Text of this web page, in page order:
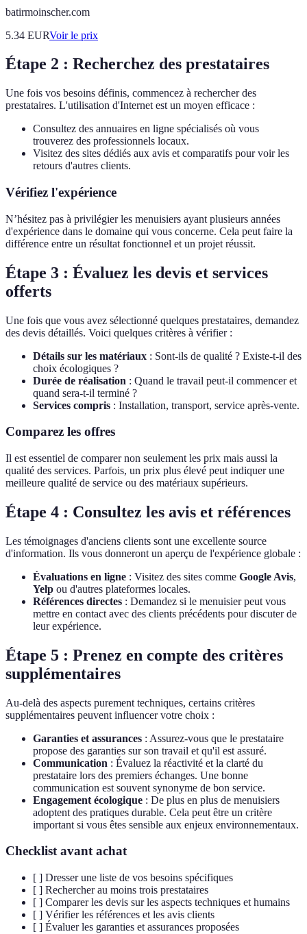
batirmoinscher.com
5.34 EURVoir le prix
Étape 2 : Recherchez des prestataires
Une fois vos besoins définis, commencez à rechercher des
prestataires. L'utilisation d'Internet est un moyen efficace :
Consultez des annuaires en ligne spécialisés où vous
trouverez des professionnels locaux.
Visitez des sites dédiés aux avis et comparatifs pour voir les
retours d'autres clients.
Vérifiez l'expérience
N’hésitez pas à privilégier les menuisiers ayant plusieurs années
d'expérience dans le domaine qui vous concerne. Cela peut faire la
différence entre un résultat fonctionnel et un projet réussit.
Étape 3 : Évaluez les devis et services
offerts
Une fois que vous avez sélectionné quelques prestataires, demandez
des devis détaillés. Voici quelques critères à vérifier :
Détails sur les matériaux : Sont-ils de qualité ? Existe-t-il des
choix écologiques ?
Durée de réalisation : Quand le travail peut-il commencer et
quand sera-t-il terminé ?
Services compris : Installation, transport, service après-vente.
Comparez les offres
Il est essentiel de comparer non seulement les prix mais aussi la
qualité des services. Parfois, un prix plus élevé peut indiquer une
meilleure qualité de service ou des matériaux supérieurs.
Étape 4 : Consultez les avis et références
Les témoignages d'anciens clients sont une excellente source
d'information. Ils vous donneront un aperçu de l'expérience globale :
Évaluations en ligne : Visitez des sites comme Google Avis,
Yelp ou d'autres plateformes locales.
Références directes : Demandez si le menuisier peut vous
mettre en contact avec des clients précédents pour discuter de
leur expérience.
Étape 5 : Prenez en compte des critères
supplémentaires
Au-delà des aspects purement techniques, certains critères
supplémentaires peuvent influencer votre choix :
Garanties et assurances : Assurez-vous que le prestataire
propose des garanties sur son travail et qu'il est assuré.
Communication : Évaluez la réactivité et la clarté du
prestataire lors des premiers échanges. Une bonne
communication est souvent synonyme de bon service.
Engagement écologique : De plus en plus de menuisiers
adoptent des pratiques durable. Cela peut être un critère
important si vous êtes sensible aux enjeux environnementaux.
Checklist avant achat
[ ] Dresser une liste de vos besoins spécifiques
[ ] Rechercher au moins trois prestataires
[ ] Comparer les devis sur les aspects techniques et humains
[ ] Vérifier les références et les avis clients
[ ] Évaluer les garanties et assurances proposées